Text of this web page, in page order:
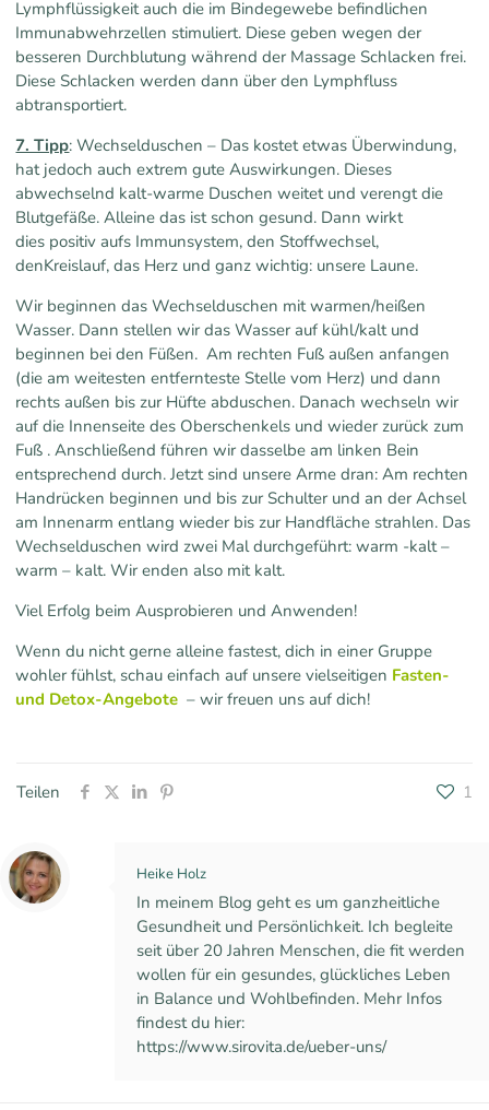
Lymphflüssigkeit auch die im Bindegewebe befindlichen
Immunabwehrzellen stimuliert. Diese geben wegen der
besseren Durchblutung während der Massage Schlacken frei.
Diese Schlacken werden dann über den Lymphfluss
abtransportiert.
7. Tipp: Wechselduschen – Das kostet etwas Überwindung,
hat jedoch auch extrem gute Auswirkungen. Dieses
abwechselnd kalt-warme Duschen weitet und verengt die
Blutgefäße. Alleine das ist schon gesund. Dann wirkt
dies positiv aufs Immunsystem, den Stoffwechsel,
denKreislauf, das Herz und ganz wichtig: unsere Laune.
Wir beginnen das Wechselduschen mit warmen/heißen
Wasser. Dann stellen wir das Wasser auf kühl/kalt und
beginnen bei den Füßen. Am rechten Fuß außen anfangen
(die am weitesten entfernteste Stelle vom Herz) und dann
rechts außen bis zur Hüfte abduschen. Danach wechseln wir
auf die Innenseite des Oberschenkels und wieder zurück zum
Fuß . Anschließend führen wir dasselbe am linken Bein
entsprechend durch. Jetzt sind unsere Arme dran: Am rechten
Handrücken beginnen und bis zur Schulter und an der Achsel
am Innenarm entlang wieder bis zur Handfläche strahlen. Das
Wechselduschen wird zwei Mal durchgeführt: warm -kalt –
warm – kalt. Wir enden also mit kalt.
Viel Erfolg beim Ausprobieren und Anwenden!
Wenn du nicht gerne alleine fastest, dich in einer Gruppe
wohler fühlst, schau einfach auf unsere vielseitigen Fasten-
und Detox-Angebote – wir freuen uns auf dich!
Teilen 1
Heike Holz
In meinem Blog geht es um ganzheitliche
Gesundheit und Persönlichkeit. Ich begleite
seit über 20 Jahren Menschen, die fit werden
wollen für ein gesundes, glückliches Leben
in Balance und Wohlbefinden. Mehr Infos
findest du hier:
https://www.sirovita.de/ueber-uns/